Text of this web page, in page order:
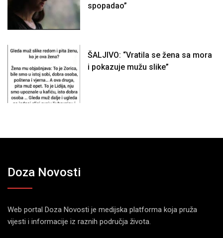
spopadao”
ŠALJIVO: “Vratila se žena sa mora
i pokazuje mužu slike”
Doza Novosti
Web portal Doza Novosti je medijska platforma koja pruža
vijesti i informacije iz raznih područja života.